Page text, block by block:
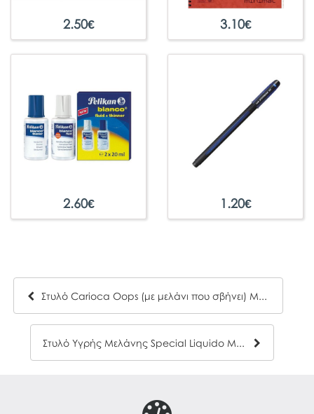
2.50€ 3.10€
2.60€ 1.20€
Στυλό Carioca Oops (με μελάνι που σβήνει) Μπλε
Στυλό Υγρής Μελάνης Special Liquido Μωβ